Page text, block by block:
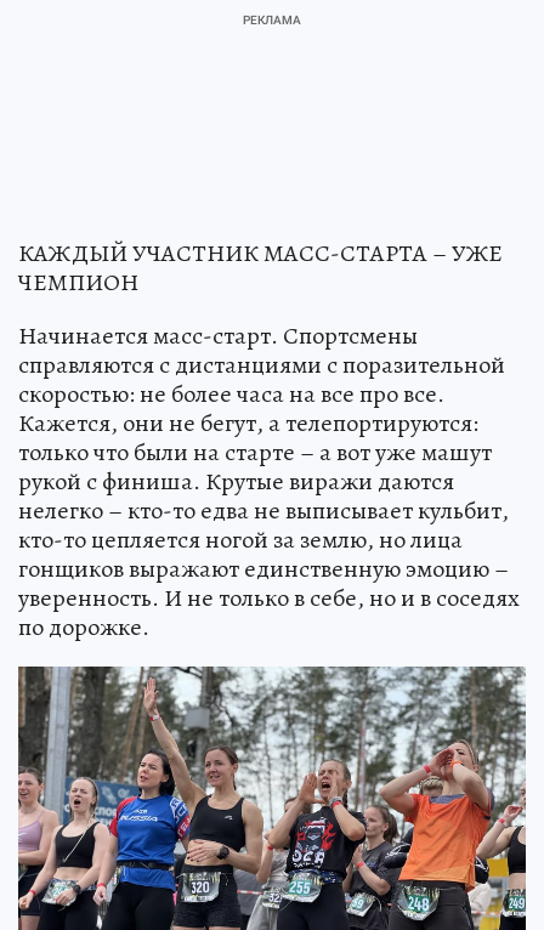
КАЖДЫЙ УЧАСТНИК МАСС-СТАРТА – УЖЕ
ЧЕМПИОН
Начинается масс-старт. Спортсмены
справляются с дистанциями с поразительной
скоростью: не более часа на все про все.
Кажется, они не бегут, а телепортируются:
только что были на старте – а вот уже машут
рукой с финиша. Крутые виражи даются
нелегко – кто-то едва не выписывает кульбит,
кто-то цепляется ногой за землю, но лица
гонщиков выражают единственную эмоцию –
уверенность. И не только в себе, но и в соседях
по дорожке.